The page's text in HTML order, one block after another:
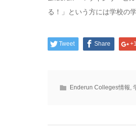
る！」という方には学校の
Tweet Share +1
Enderun Colleges情報,